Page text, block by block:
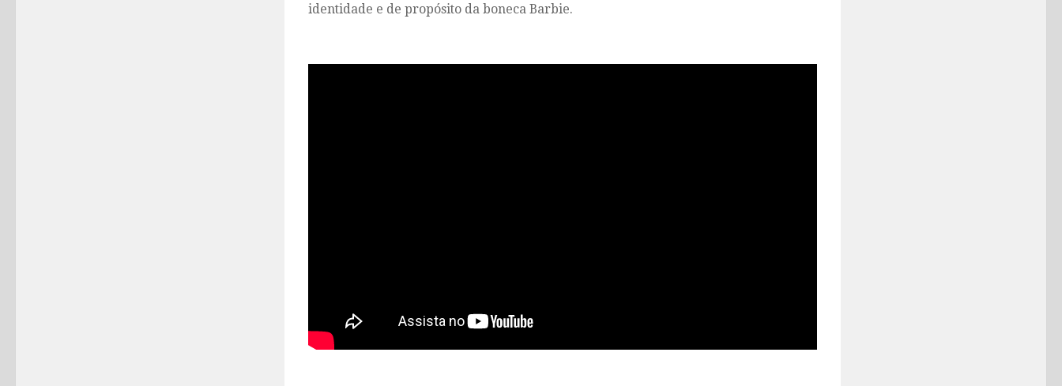
identidade e de propósito da boneca Barbie.